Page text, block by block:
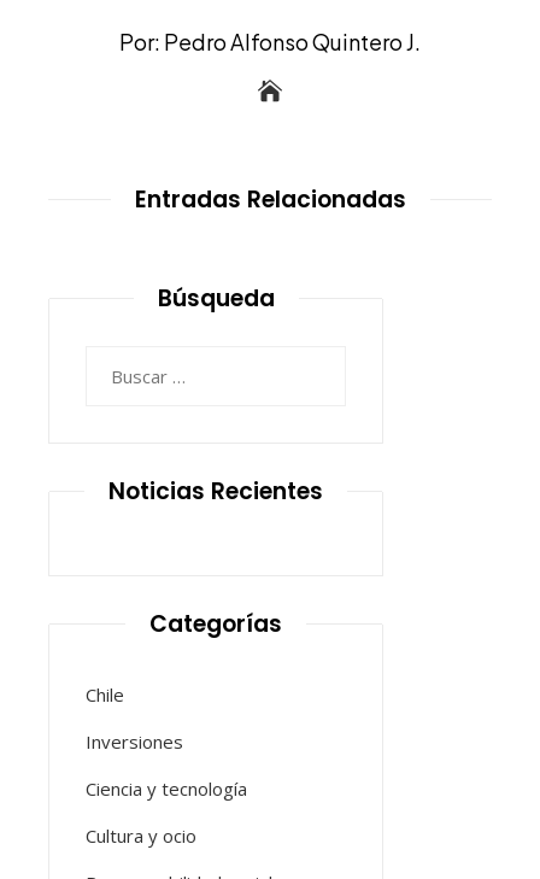
Por: Pedro Alfonso Quintero J.
Entradas Relacionadas
Búsqueda
Noticias Recientes
Categorías
Chile
Inversiones
Ciencia y tecnología
Cultura y ocio